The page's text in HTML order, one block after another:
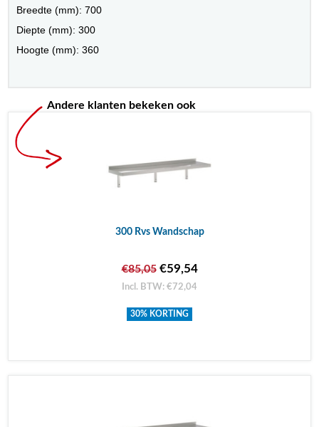
Breedte (mm): 700
Diepte (mm): 300
Hoogte (mm): 360
Andere klanten bekeken ook
300 Rvs Wandschap
€85,05€59,54
Incl. BTW: €72,04
30% KORTING